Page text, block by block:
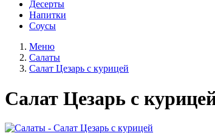
Десерты
Напитки
Соусы
Меню
Салаты
Салат Цезарь с курицей
Салат Цезарь с